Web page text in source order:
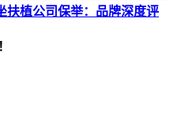
扶植公司保举：品牌深度评